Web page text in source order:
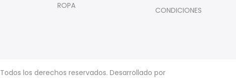
ROPA
CONDICIONES
Todos los derechos reservados. Desarrollado por